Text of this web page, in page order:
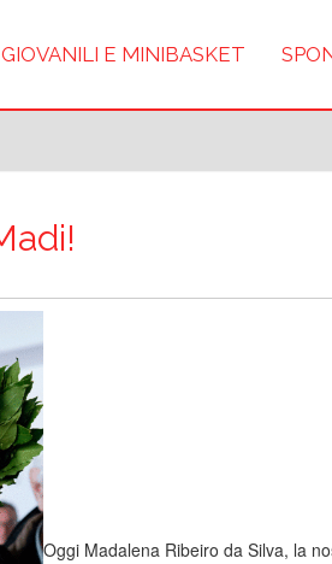
GIOVANILI E MINIBASKET
Oggi Madalena Ribeiro da Silva, la